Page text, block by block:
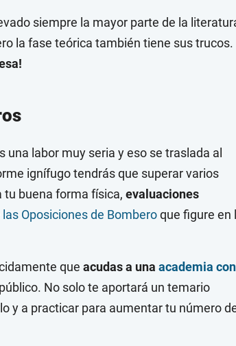
siempre la mayor parte de la
la fase teórica también tiene sus trucos.
labor muy seria y eso se traslada al
ignífugo tendrás que superar varios
tu buena forma física, evaluaciones
Oposiciones de Bomberoque figure en
que acudas a una academia con
No solo te aportará un temario
y a practicar para aumentar tu número